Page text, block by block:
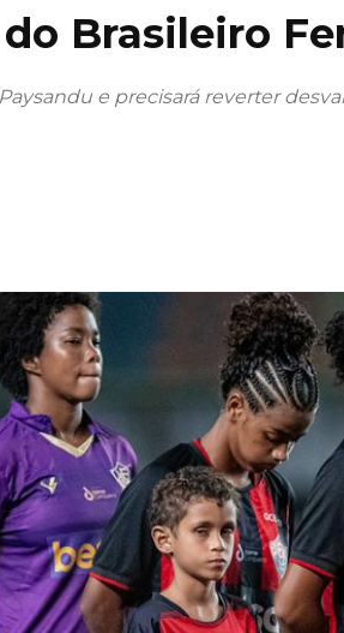
Brasileiro
e precisará reverter